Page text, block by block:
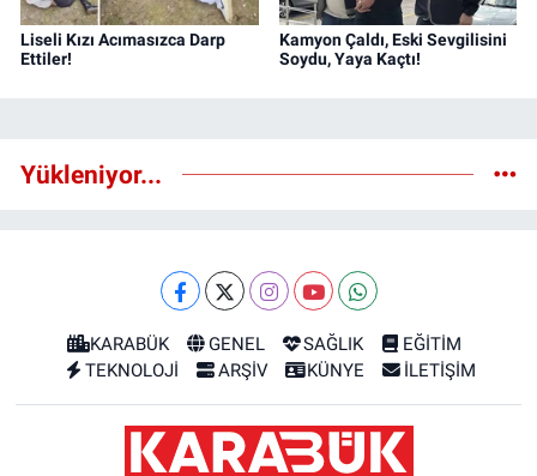
Liseli Kızı Acımasızca Darp
Ettiler!
Kamyon Çaldı, Eski Sevgilisini
Soydu, Yaya Kaçtı!
Yükleniyor...
KARABÜK GENEL SAĞLIK
EĞİTİM
TEKNOLOJİ
ARŞİV KÜNYE İLETİŞİM